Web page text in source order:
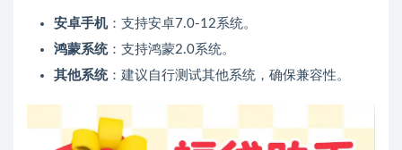
安卓手机：支持安卓7.0-12系统。
鸿蒙系统：支持鸿蒙2.0系统。
其他系统：建议自行测试其他系统，确保兼容性。